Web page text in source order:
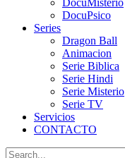
DocuMisterio
DocuPsico
Series
Dragon Ball
Animacion
Serie Biblica
Serie Hindi
Serie Misterio
Serie TV
Servicios
CONTACTO